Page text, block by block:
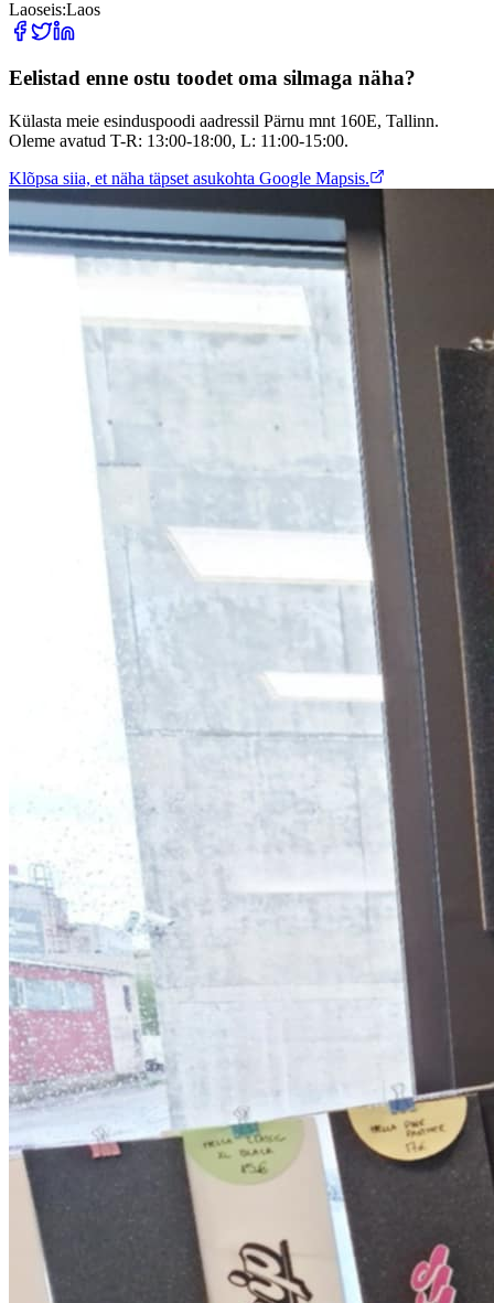
Laoseis:Laos
Eelistad enne ostu toodet oma silmaga näha?
Külasta meie esinduspoodi aadressil Pärnu mnt 160E, Tallinn.
Oleme avatud T-R: 13:00-18:00, L: 11:00-15:00.
Klõpsa siia, et näha täpset asukohta Google Mapsis.